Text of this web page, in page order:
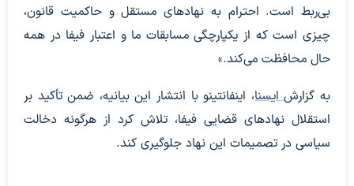
بی‌ربط است. احترام به نهادهای مستقل و حاکمیت قانون،
چیزی است که از یکپارچگی مسابقات ما و اعتبار فیفا در همه
حال محافظت می‌کند.»
به گزارشایسنا، اینفانتینو با انتشار این بیانیه، ضمن تأکید بر
استقلال نهادهای قضایی فیفا، تلاش کرد از هرگونه دخالت
سیاسی در تصمیمات این نهاد جلوگیری کند.